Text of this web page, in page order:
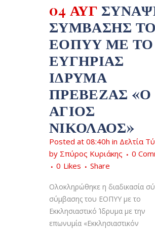
04 ΑΥΓ
ΣΎΜΒΑΣΗΣ
ΕΟΠΥΥ ΜΕ ΤΟ
ΕΥΓΗΡΊΑΣ
ΊΔΡΥΜΑ
ΠΡΈΒΕΖΑΣ «Ο
ΆΓΙΟΣ
ΝΙΚΌΛΑΟΣ»
Posted at 08:40h in Δελτία
by Σπύρος Κυριάκης
0
0 Likes Share
Ολοκληρώθηκε η διαδικασία
σύμβασης του ΕΟΠΥΥ με το
Εκκλησιαστικό Ίδρυμα με την
επωνυμία «Εκκλησιαστικόν